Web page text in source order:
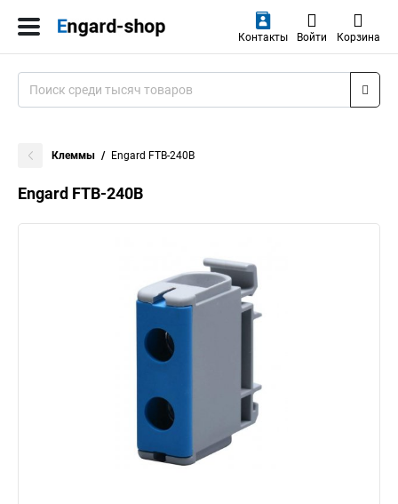
Контакты Войти Корзина
Клеммы Engard FTB-240B
Engard FTB-240B